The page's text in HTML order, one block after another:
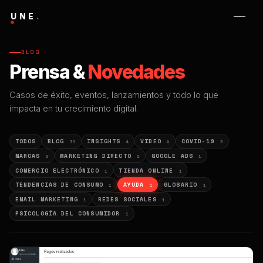
UNE .
BLOG
Prensa &Novedades
Casos de éxito, eventos, lanzamientos y todo lo que
impacta en tu crecimiento digital.
TODOS BLOG 31 INSIGHTS 4 VIDEO 4 COVID-19 3
MARCAS 2 MARKETING DIRECTO 1 GOOGLE ADS 1
COMERCIO ELECTRÓNICO 1 TIENDA ONLINE 1
TENDENCIAS DE CONSUMO 1 AYUDA 1 GLOSARIO 1
EMAIL MARKETING 1 REDES SOCIALES 1
PSICOLOGÍA DEL CONSUMIDOR 1